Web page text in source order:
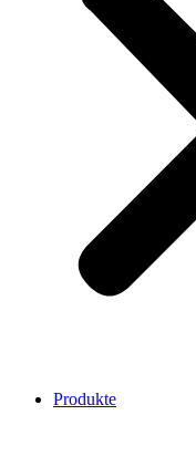
Produkte